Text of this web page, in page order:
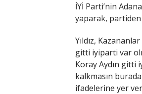
İYİ Parti’nin
yaparak, partiden
Yıldız,
gitti iyiparti var
Koray Aydın gitti
kalkmasın
ifadelerine yer